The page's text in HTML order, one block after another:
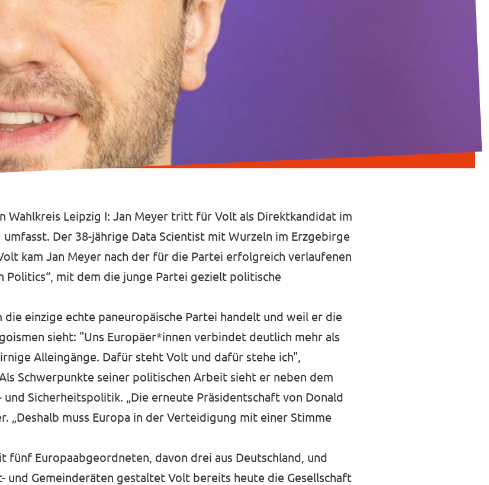
Wahlkreis Leipzig I: Jan Meyer tritt für Volt als Direktkandidat im
Der 38-jährige Data Scientist mit Wurzeln im Erzgebirge
kam Jan Meyer nach der für die Partei erfolgreich verlaufenen
Politics“, mit dem die junge Partei gezielt politische
einzige echte paneuropäische Partei handelt und weil er die
sieht: "Uns Europäer*innen verbindet deutlich mehr als
Alleingänge. Dafür steht Volt und dafür stehe ich",
Schwerpunkte seiner politischen Arbeit sieht er neben dem
Sicherheitspolitik. „Die erneute Präsidentschaft von Donald
„Deshalb muss Europa in der Verteidigung mit einer Stimme
Europaabgeordneten, davon drei aus Deutschland, und
Gemeinderäten gestaltet Volt bereits heute die Gesellschaft